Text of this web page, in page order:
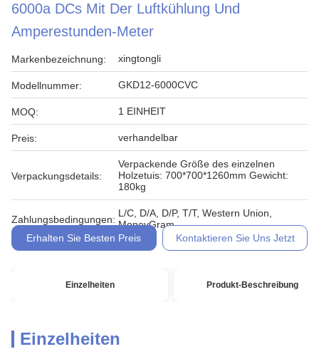
6000a DCs Mit Der Luftkühlung Und
Amperestunden-Meter
Markenbezeichnung: xingtongli
Modellnummer: GKD12-6000CVC
MOQ: 1 EINHEIT
Preis: verhandelbar
Verpackungsdetails:
Verpackende Größe des einzelnen
Holzetuis: 700*700*1260mm Gewicht:
180kg
Zahlungsbedingungen:
L/C, D/A, D/P, T/T, Western Union,
MoneyGram
Erhalten Sie Besten Preis
Kontaktieren Sie Uns Jetzt
Einzelheiten Produkt-Beschreibung
Einzelheiten